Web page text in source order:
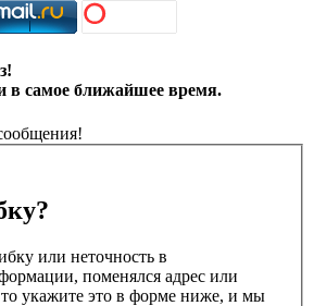
самое ближайшее время.
или неточность в
поменялся адрес или
то укажите это в форме ниже, и мы